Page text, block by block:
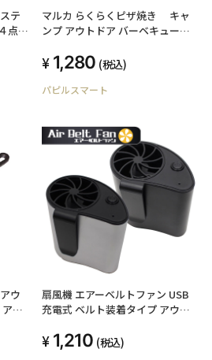
テ
点
マルカ らくらくピザ焼き キャ
ンプ アウトドア バーベキュー
1,280 (税込)
パピルスマート
ウ
ウ
扇風機 エアーベルトファン USB
充電式 ベルト装着タイプ アウト
3段風力
1,210 (税込)